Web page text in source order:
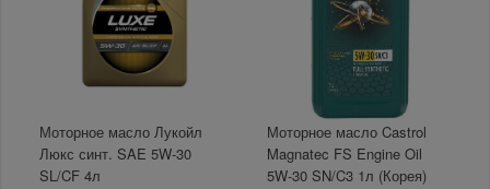
Моторное масло Лукойл
Люкс синт. SAE 5W-30
SL/CF 4л
Моторное масло Castrol
Magnatec FS Engine Oil
5W-30 SN/C3 1л (Корея)